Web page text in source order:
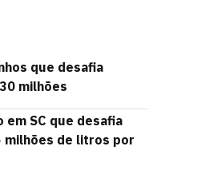
que desafia
milhões
SC que desafia
milhões de litros por